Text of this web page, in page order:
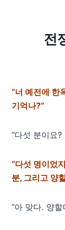
전
“너 예전에 한
기억나?”
“다섯 분이요
“다섯 명이었
분, 그리고 양
“아 맞다. 양